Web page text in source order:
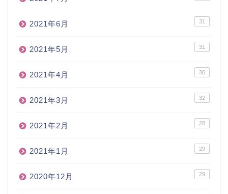
2021年6月 31
2021年5月 31
2021年4月 30
2021年3月 32
2021年2月 28
2021年1月 29
2020年12月 29